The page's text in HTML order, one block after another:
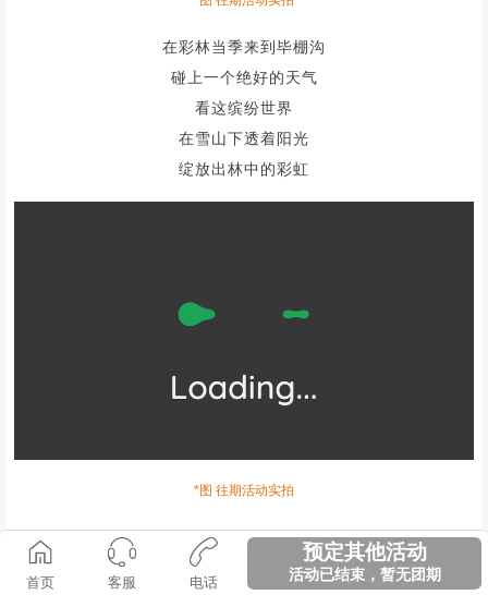
在彩林当季来到毕棚沟
碰上一个绝好的天气
看这缤纷世界
在雪山下透着阳光
绽放出林中的彩虹
*图 往期活动实拍
树树皆秋色，山山唯落晖
万山红遍，层林尽染
首页 客服 电话
预定其他活动
活动已结束，暂无团期